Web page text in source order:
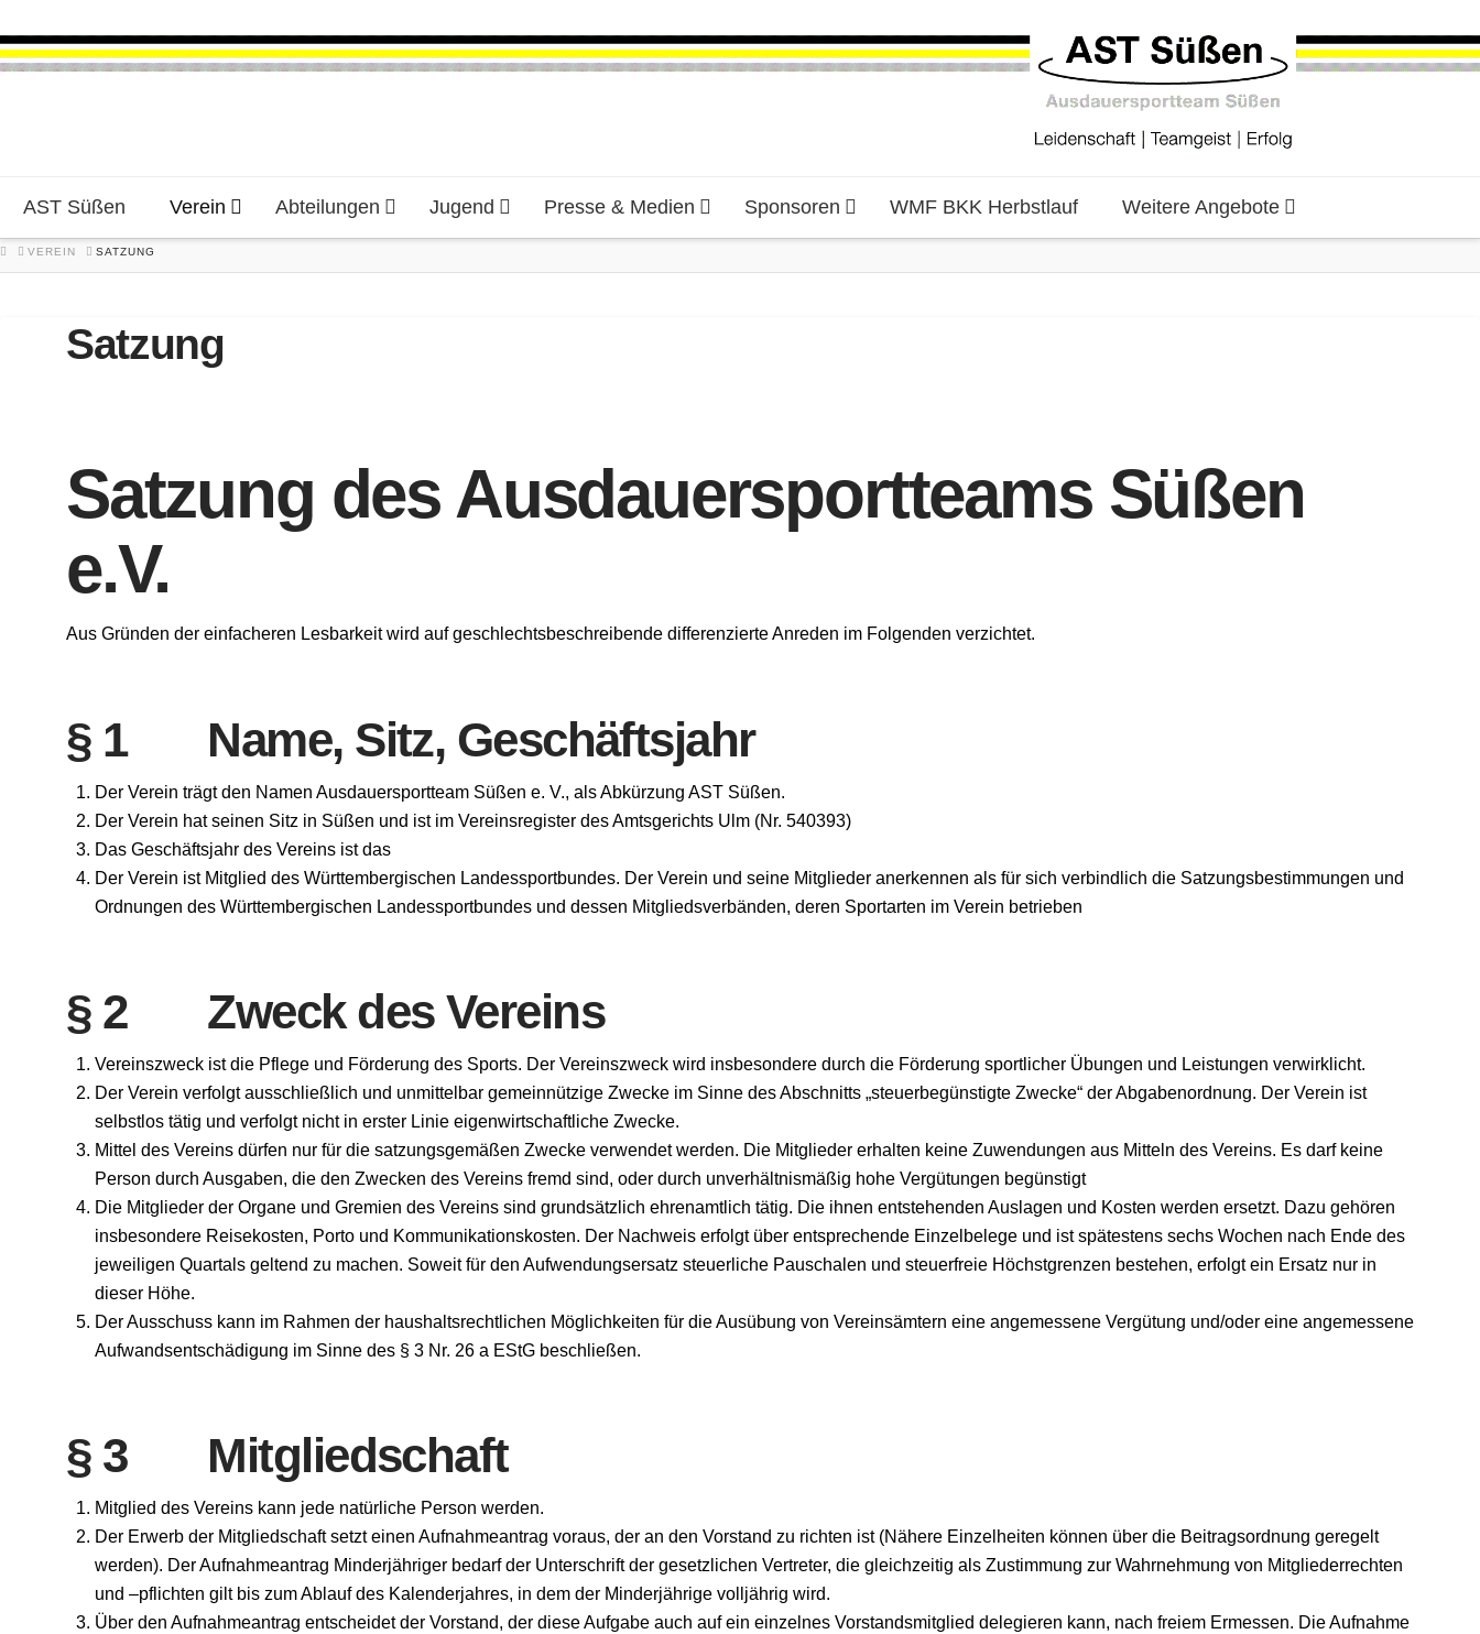
AST Süßen Verein Abteilungen Jugend Presse & Medien Sponsoren WMF BKK Herbstlauf Weitere Angebote
HOMEVEREIN SATZUNG
Satzung
Satzung des Ausdauersportteams Süßen
e.V.
Aus Gründen der einfacheren Lesbarkeit wird auf geschlechtsbeschreibende differenzierte Anreden im Folgenden verzichtet.
§ 1 Name, Sitz, Geschäftsjahr
Der Verein trägt den Namen Ausdauersportteam Süßen e. V., als Abkürzung AST Süßen.
Der Verein hat seinen Sitz in Süßen und ist im Vereinsregister des Amtsgerichts Ulm (Nr. 540393)
Das Geschäftsjahr des Vereins ist das
Der Verein ist Mitglied des Württembergischen Landessportbundes. Der Verein und seine Mitglieder anerkennen als für sich verbindlich die Satzungsbestimmungen und
Ordnungen des Württembergischen Landessportbundes und dessen Mitgliedsverbänden, deren Sportarten im Verein betrieben
§ 2 Zweck des Vereins
Vereinszweck ist die Pflege und Förderung des Sports. Der Vereinszweck wird insbesondere durch die Förderung sportlicher Übungen und Leistungen verwirklicht.
Der Verein verfolgt ausschließlich und unmittelbar gemeinnützige Zwecke im Sinne des Abschnitts „steuerbegünstigte Zwecke“ der Abgabenordnung. Der Verein ist
selbstlos tätig und verfolgt nicht in erster Linie eigenwirtschaftliche Zwecke.
Mittel des Vereins dürfen nur für die satzungsgemäßen Zwecke verwendet werden. Die Mitglieder erhalten keine Zuwendungen aus Mitteln des Vereins. Es darf keine
Person durch Ausgaben, die den Zwecken des Vereins fremd sind, oder durch unverhältnismäßig hohe Vergütungen begünstigt
Die Mitglieder der Organe und Gremien des Vereins sind grundsätzlich ehrenamtlich tätig. Die ihnen entstehenden Auslagen und Kosten werden ersetzt. Dazu gehören
insbesondere Reisekosten, Porto und Kommunikationskosten. Der Nachweis erfolgt über entsprechende Einzelbelege und ist spätestens sechs Wochen nach Ende des
jeweiligen Quartals geltend zu machen. Soweit für den Aufwendungsersatz steuerliche Pauschalen und steuerfreie Höchstgrenzen bestehen, erfolgt ein Ersatz nur in
dieser Höhe.
Der Ausschuss kann im Rahmen der haushaltsrechtlichen Möglichkeiten für die Ausübung von Vereinsämtern eine angemessene Vergütung und/oder eine angemessene
Aufwandsentschädigung im Sinne des § 3 Nr. 26 a EStG beschließen.
§ 3 Mitgliedschaft
Mitglied des Vereins kann jede natürliche Person werden.
Der Erwerb der Mitgliedschaft setzt einen Aufnahmeantrag voraus, der an den Vorstand zu richten ist (Nähere Einzelheiten können über die Beitragsordnung geregelt
werden). Der Aufnahmeantrag Minderjähriger bedarf der Unterschrift der gesetzlichen Vertreter, die gleichzeitig als Zustimmung zur Wahrnehmung von Mitgliederrechten
und –pflichten gilt bis zum Ablauf des Kalenderjahres, in dem der Minderjährige volljährig wird.
Über den Aufnahmeantrag entscheidet der Vorstand, der diese Aufgabe auch auf ein einzelnes Vorstandsmitglied delegieren kann, nach freiem Ermessen. Die Aufnahme